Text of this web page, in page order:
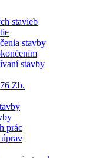
stavieb
stavby
stavby
Zb.
prác